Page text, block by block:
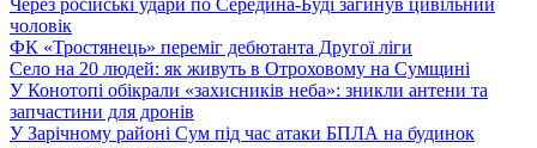
Через російські удари по Середина-Буді загинув цивільний
чоловік
ФК «Тростянець» переміг дебютанта Другої ліги
Село на 20 людей: як живуть в Отроховому на Сумщині
У Конотопі обікрали «захисників неба»: зникли антени та
запчастини для дронів
У Зарічному районі Сум під час атаки БПЛА на будинок